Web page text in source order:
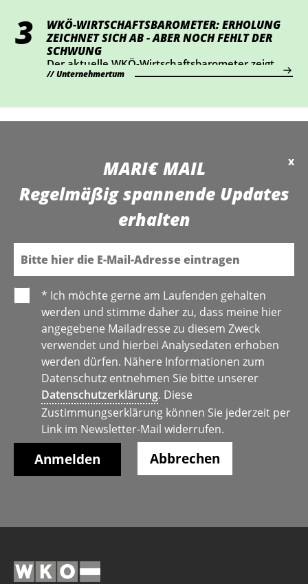
WKÖ-WIRTSCHAFTS­BAROMETER: ERHOLUNG
ZEICHNET SICH AB - ABER NOCH FEHLT DER
SCHWUNG
Der aktuelle WKÖ-Wirtschaftsbarometer zeigt
auf Stabilisierung. Die Erholung bleibt aber fragil.
Unternehmertum
x
MARI€ MAIL
Regelmäßig spannende Updates
erhalten
E-Mail
* Ich möchte gerne am Laufenden gehalten
werden und stimme daher zu, dass meine hier
angegebene Mailadresse zu diesem Zweck
verwendet und hierbei Analysedaten erhoben
werden dürfen. Nähere Informationen zum
Datenschutz entnehmen Sie bitte unserer
Datenschutzerklärung. Diese
Zustimmungserklärung können Sie jederzeit per
Link im Newsletter-Mail widerrufen.
Abbrechen